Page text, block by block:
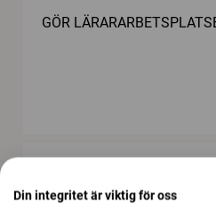
GÖR
Din integritet är viktig för oss